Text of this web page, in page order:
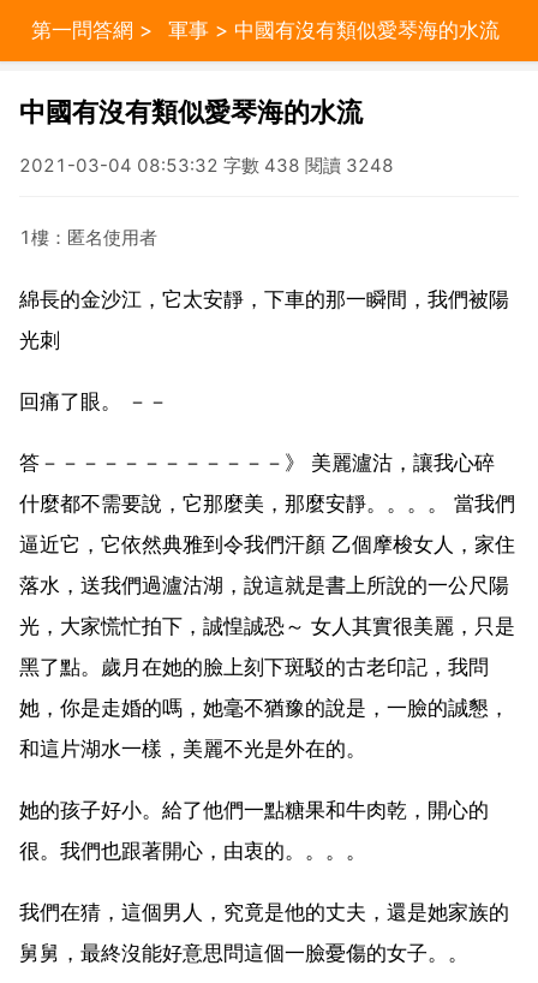
第一問答網 > 軍事 > 中國有沒有類似愛琴海的水流
中國有沒有類似愛琴海的水流
2021-03-04 08:53:32 字數 438 閱讀 3248
1樓：匿名使用者
綿長的金沙江，它太安靜，下車的那一瞬間，我們被陽
光刺
回痛了眼。 －－
答－－－－－－－－－－－－》 美麗瀘沽，讓我心碎
什麼都不需要說，它那麼美，那麼安靜。。。。 當我們
逼近它，它依然典雅到令我們汗顏 乙個摩梭女人，家住
落水，送我們過瀘沽湖，說這就是書上所說的一公尺陽
光，大家慌忙拍下，誠惶誠恐～ 女人其實很美麗，只是
黑了點。歲月在她的臉上刻下斑駁的古老印記，我問
她，你是走婚的嗎，她毫不猶豫的說是，一臉的誠懇，
和這片湖水一樣，美麗不光是外在的。
她的孩子好小。給了他們一點糖果和牛肉乾，開心的
很。我們也跟著開心，由衷的。。。。
我們在猜，這個男人，究竟是他的丈夫，還是她家族的
舅舅，最終沒能好意思問這個一臉憂傷的女子。。